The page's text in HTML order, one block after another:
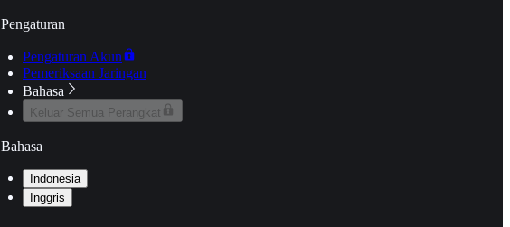
Pengaturan
Pengaturan Akun
Pemeriksaan Jaringan
Bahasa
Keluar Semua Perangkat
Bahasa
Indonesia
Inggris